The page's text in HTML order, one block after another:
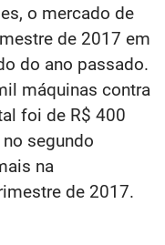
o mercado de
de 2017 em
do ano passado.
máquinas contra
foi de R$ 400
segundo
na
de 2017.